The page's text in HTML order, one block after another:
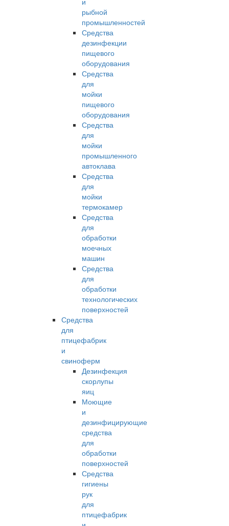
рыбной
промышленностей
Средства
дезинфекции
пищевого
оборудования
Средства
для
мойки
пищевого
оборудования
Средства
для
мойки
промышленного
автоклава
Средства
для
мойки
термокамер
Средства
для
обработки
моечных
машин
Средства
для
обработки
технологических
поверхностей
Средства
для
птицефабрик
и
свиноферм
Дезинфекция
скорлупы
яиц
Моющие
и
дезинфицирующие
средства
для
обработки
поверхностей
Средства
гигиены
рук
для
птицефабрик